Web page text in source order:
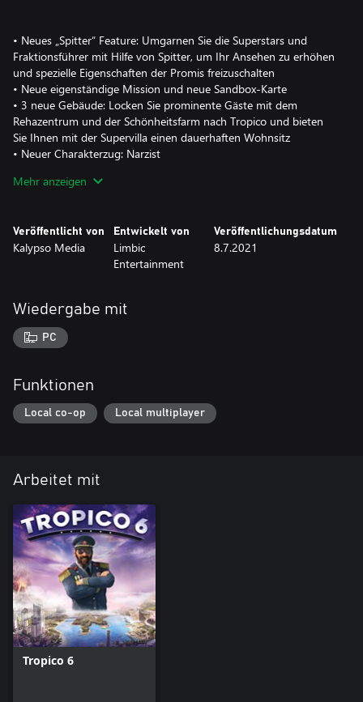
• Neues „Spitter“ Feature: Umgarnen Sie die Superstars und
Fraktionsführer mit Hilfe von Spitter, um Ihr Ansehen zu erhöhen
und spezielle Eigenschaften der Promis freizuschalten
• Neue eigenständige Mission und neue Sandbox-Karte
• 3 neue Gebäude: Locken Sie prominente Gäste mit dem
Rehazentrum und der Schönheitsfarm nach Tropico und bieten
Sie Ihnen mit der Supervilla einen dauerhaften Wohnsitz
• Neuer Charakterzug: Narzist
• 5 neue Anpassungsmöglichkeiten für El Presidente und seinen
Mehr anzeigen
Veröffentlicht von
Kalypso Media
Entwickelt von
Limbic
Entertainment
Veröffentlichungsdatum
8.7.2021
Wiedergabe mit
PC
Funktionen
Local co-op Local multiplayer
Arbeitet mit
Tropico 6